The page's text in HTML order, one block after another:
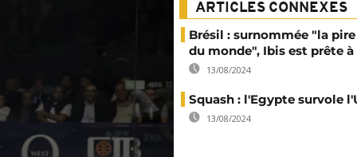
ARTICLES CONNEXES
Brésil : surnommée "la
du monde", Ibis est prête
13/08/2024
Squash : l'Egypte survole
13/08/2024